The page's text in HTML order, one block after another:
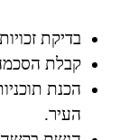
בדיקת
קבלת
הכנת
העיר.